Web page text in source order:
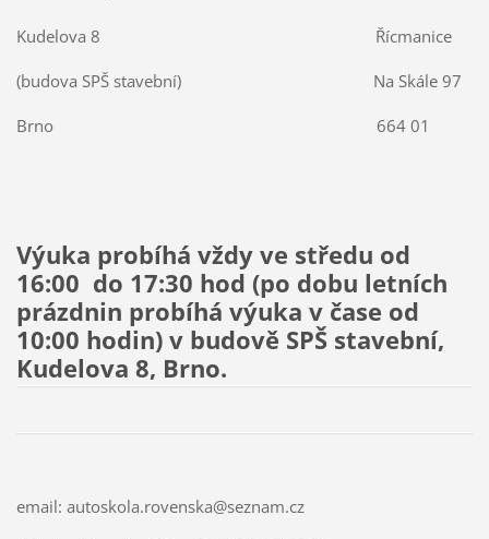
Kudelova 8 Řícmanice
(budova SPŠ stavební) Na Skále 97
Brno 664 01
Výuka probíhá vždy ve středu od
16:00 do 17:30 hod (po dobu letních
prázdnin probíhá výuka v čase od
10:00 hodin) v budově SPŠ stavební,
Kudelova 8, Brno.
email: autoskola.rovenska@seznam.cz